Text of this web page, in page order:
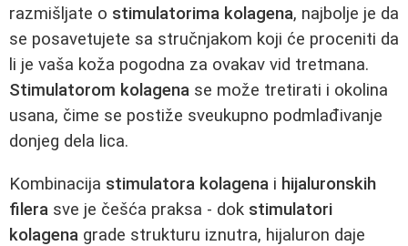
razmišljate o stimulatorima kolagena, najbolje je da
se posavetujete sa stručnjakom koji će proceniti da
li je vaša koža pogodna za ovakav vid tretmana.
Stimulatorom kolagena se može tretirati i okolina
usana, čime se postiže sveukupno podmlađivanje
donjeg dela lica.
Kombinacija stimulatora kolagena i hijaluronskih
filera sve je češća praksa - dok stimulatori
kolagena grade strukturu iznutra, hijaluron daje